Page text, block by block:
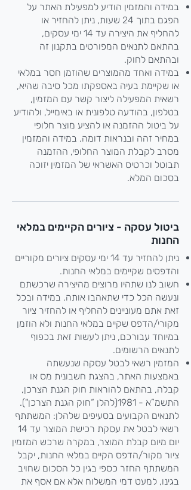
במידה והמזמין הודיע למפעילת האתר על
הפגם בתוך 24 שעות, ניתן להחזיר או
להחליף את היצירה עד 14 ימי עסקים,
בהתאם לתנאים המפורטים בתקנון זה
ובהתאם לחוק.
במידה ואחד מהמוצרים שהוזמן חסר במלאי
או שקיימת בעיה באספקתו מכל סיבה שהיא,
רשאית המפעילה ליצור קשר עם המזמין,
בטלפון, בהודעה טלפונית או באימייל, ולהודיע
על ביטול ההזמנה או להציע מוצר חלופי
במחיר זהה ובנראות דומה. במידה והמזמין
מסרב לקבלת המוצר החלופי, ההזמנה
תבוטל וכרטיס האשראי של המזמין יזוכה
בסכום המלא.
ביטול עסקה - ציורים הקיימים במלאי
החנות
ניתן להחזיר עד 14 ימי עסקים ציורים מקוריים
והדפסים שקיימים במלאי החנות.
חשוב לנו שתהיו מרוצים מהיצירה שרכשתם
ונעשה הכל כדי שתאהבו אותה. במידה ובכל
זאת אתם מעוניינים להחליף או להחזיר ציור
מקורי/הדפס שקיים במלאי החנות ולא הוזמן
במיוחד עבורכם, ניתן לעשות זאת בכפוף
לתנאים הרשומים.
המזמין רשאי לבטל עסקה שנעשתה
באמצעות האתר, בהצגת חשבונית מס או
קבלה, בהתאם להוראות חוק הגנת הצרכן,
התשמ”א - 1981(להלן “חוק הגנת הצרכן").
לתנאים הקבועים בסעיפים שלהלן: המשתתף
רשאי לבטל את עסקת רכישת המוצר עד 14
יום מיום קבלת המוצר, במקרה שרכש המזמין
ציור מקור/הדפס הקיים במלאי החנות, יקבל
המשתתף החזר כספי בגין כל הסכום שחויב
בגינו, למעט דמי המשלוח אלא אם אסף את